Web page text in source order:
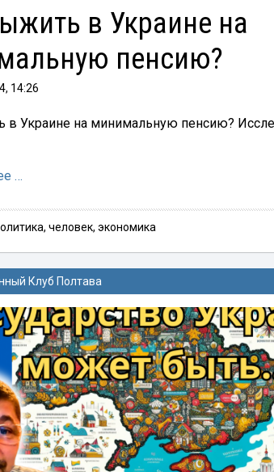
в Украине на
пенсию?
, 14:26
в Украине на минимальную пенсию?
…
, человек, экономика
Клуб Полтава